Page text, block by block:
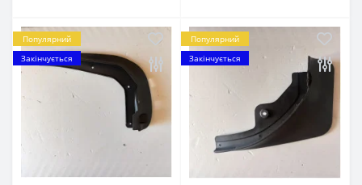
Популярний
Закінчується
Популярний
Закінчується